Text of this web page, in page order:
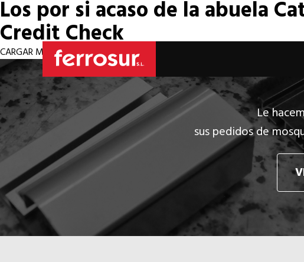
Los por si acaso de la abuela
Credit Check
CARGAR MÁS REMEDIOS
Le
sus pedidos de